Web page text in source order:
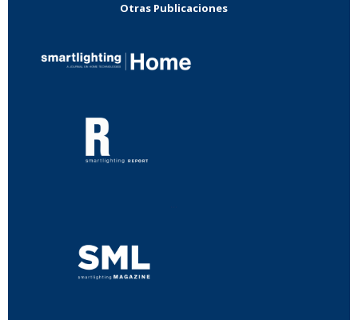
Otras Publicaciones